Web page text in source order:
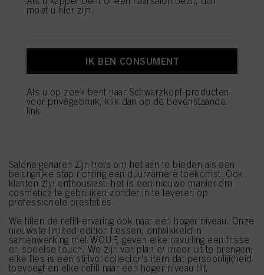
Ontworpen om indruk te maken
Saloneigenaren zijn trots om het aan te bieden als een
belangrijke stap richting een duurzamere toekomst. Ook
klanten zijn enthousiast: het is een nieuwe manier om
cosmetica te gebruiken zonder in te leveren op
professionele prestaties.
We tillen de refill-ervaring ook naar een hoger niveau. Onze
nieuwste limited edition flessen, ontwikkeld in
samenwerking met WOUF, geven elke navulling een frisse
en speelse touch. We zijn van plan er meer uit te brengen;
elke fles is een stijlvol collector's item dat persoonlijkheid
toevoegt en elke refill naar een hoger niveau tilt.
moet u hier zijn.
IK BEN CONSUMENT
Als u op zoek bent naar Schwarzkopf-producten
voor privégebruik, klik dan op de bovenstaande
link.
U vindt meer informatie over de verwerking van uw gegevens in onze
in voettekst). Voor meer informatie over de cookies die op deze website worden
gebruikt, met name over hun bewaarperiode, kunt u de gedetailleerde
klikken.
Als u op "Cookie-instellingen" klikt, kunt u meer informatie vinden over de
doeleinden. Als u op "Afwijzen" klikt, worden alleen cookies gebruikt die
technisch noodzakelijk zijn om u deze website aan te kunnen bieden..